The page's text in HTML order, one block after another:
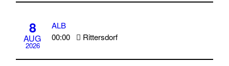
8
AUG
2026
ALB
00:00
Rittersdorf